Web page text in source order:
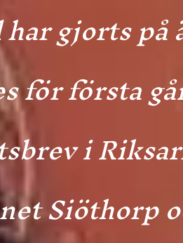
gjorts på
för första
i
Siöthorp